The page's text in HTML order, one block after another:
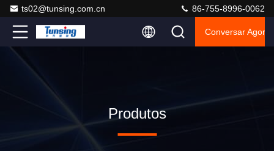
ts02@tunsing.com.cn 86-755-8996-0062
Conversar Agora
Produtos